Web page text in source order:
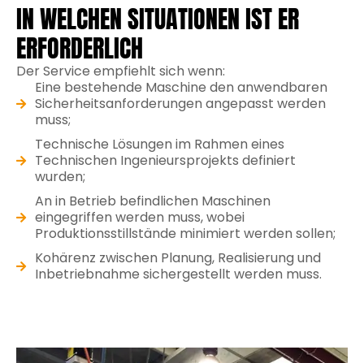
IN WELCHEN SITUATIONEN IST ER
ERFORDERLICH
Der Service empfiehlt sich wenn:
Eine bestehende Maschine den anwendbaren
Sicherheitsanforderungen angepasst werden
muss;
Technische Lösungen im Rahmen eines
Technischen Ingenieursprojekts definiert
wurden;
An in Betrieb befindlichen Maschinen
eingegriffen werden muss, wobei
Produktionsstillstände minimiert werden sollen;
Kohärenz zwischen Planung, Realisierung und
Inbetriebnahme sichergestellt werden muss.